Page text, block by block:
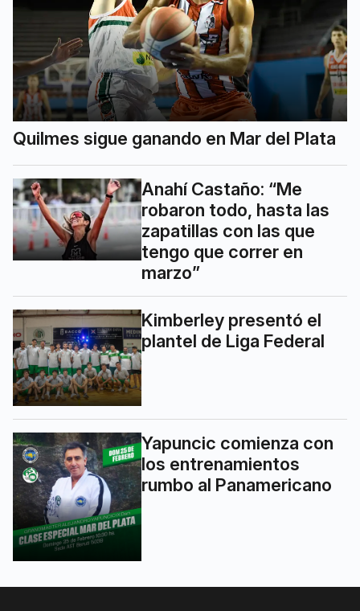
Quilmes sigue ganando en Mar del Plata
Anahí Castaño: “Me
robaron todo, hasta las
zapatillas con las que
tengo que correr en
marzo”
Kimberley presentó el
plantel de Liga Federal
Yapuncic comienza con
los entrenamientos
rumbo al Panamericano